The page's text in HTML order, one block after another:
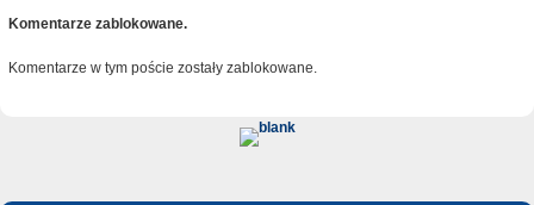
Komentarze zablokowane.
Komentarze w tym poście zostały zablokowane.